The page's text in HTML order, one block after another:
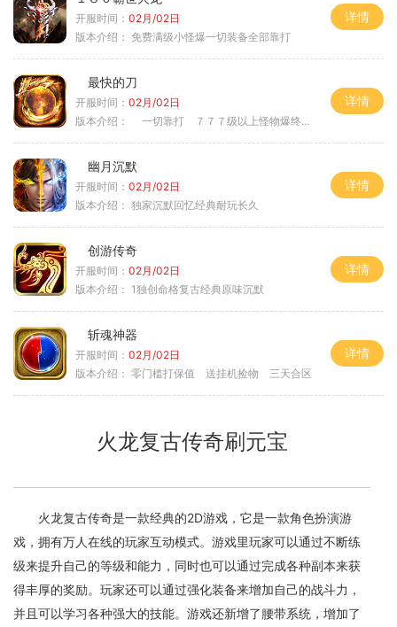
开服时间： 02月/02日
版本介绍： 免费满级小怪爆一切装备全部靠打
详情
最快的刀
开服时间： 02月/02日
版本介绍：
一切靠打 ７７７级以上怪物爆终极
详情
幽月沉默
开服时间： 02月/02日
版本介绍： 独家沉默回忆经典耐玩长久
详情
创游传奇
开服时间： 02月/02日
版本介绍： 1独创命格复古经典原味沉默
详情
斩魂神器
开服时间： 02月/02日
版本介绍： 零门槛打保值 送挂机捡物 三天合区
详情
火龙复古传奇刷元宝
火龙复古传奇是一款经典的2D游戏，它是一款角色扮演游
戏，拥有万人在线的玩家互动模式。游戏里玩家可以通过不断练
级来提升自己的等级和能力，同时也可以通过完成各种副本来获
得丰厚的奖励。玩家还可以通过强化装备来增加自己的战斗力，
并且可以学习各种强大的技能。游戏还新增了腰带系统，增加了